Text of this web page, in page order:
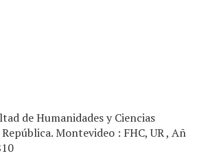
de Humanidades y Ciencias
Montevideo : FHC, UR , Añ